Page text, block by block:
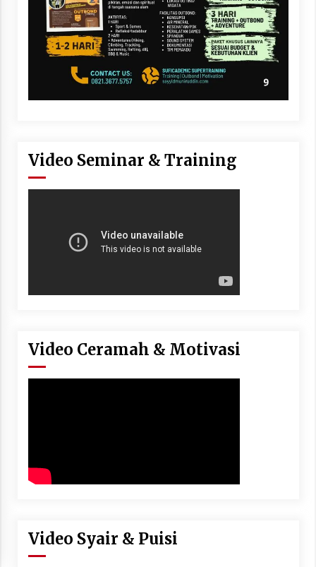
Video Seminar & Training
Video Ceramah & Motivasi
Video Syair & Puisi